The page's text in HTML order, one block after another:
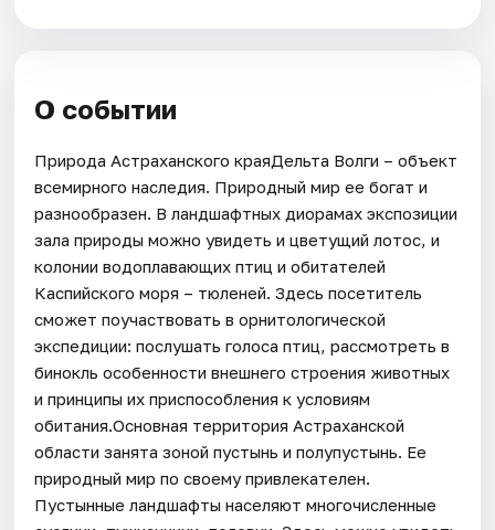
О событии
Природа Астраханского краяДельта Волги – объект
всемирного наследия. Природный мир ее богат и
разнообразен. В ландшафтных диорамах экспозиции
зала природы можно увидеть и цветущий лотос, и
колонии водоплавающих птиц и обитателей
Каспийского моря – тюленей. Здесь посетитель
сможет поучаствовать в орнитологической
экспедиции: послушать голоса птиц, рассмотреть в
бинокль особенности внешнего строения животных
и принципы их приспособления к условиям
обитания.Основная территория Астраханской
области занята зоной пустынь и полупустынь. Ее
природный мир по своему привлекателен.
Пустынные ландшафты населяют многочисленные